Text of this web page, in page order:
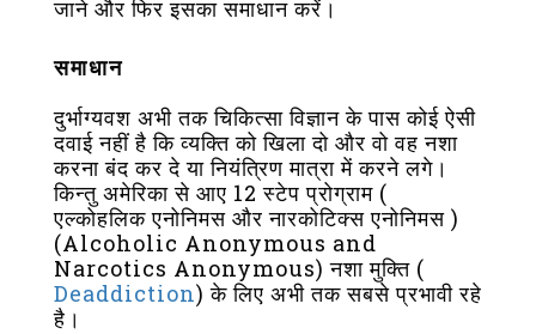
जाने और फिर इसका समाधान करें।
समाधान
दुर्भाग्यवश अभी तक चिकित्सा विज्ञान के पास कोई ऐसी
दवाई नहीं है कि व्यक्ति को खिला दो और वो वह नशा
करना बंद कर दे या नियंत्रिण मात्रा में करने लगे।
किन्तु अमेरिका से आए 12 स्टेप प्रोग्राम (
एल्कोहलिक एनोनिमस और नारकोटिक्स एनोनिमस )
(Alcoholic Anonymous and
Narcotics Anonymous) नशा मुक्ति (
Deaddiction) के लिए अभी तक सबसे प्रभावी रहे
है।